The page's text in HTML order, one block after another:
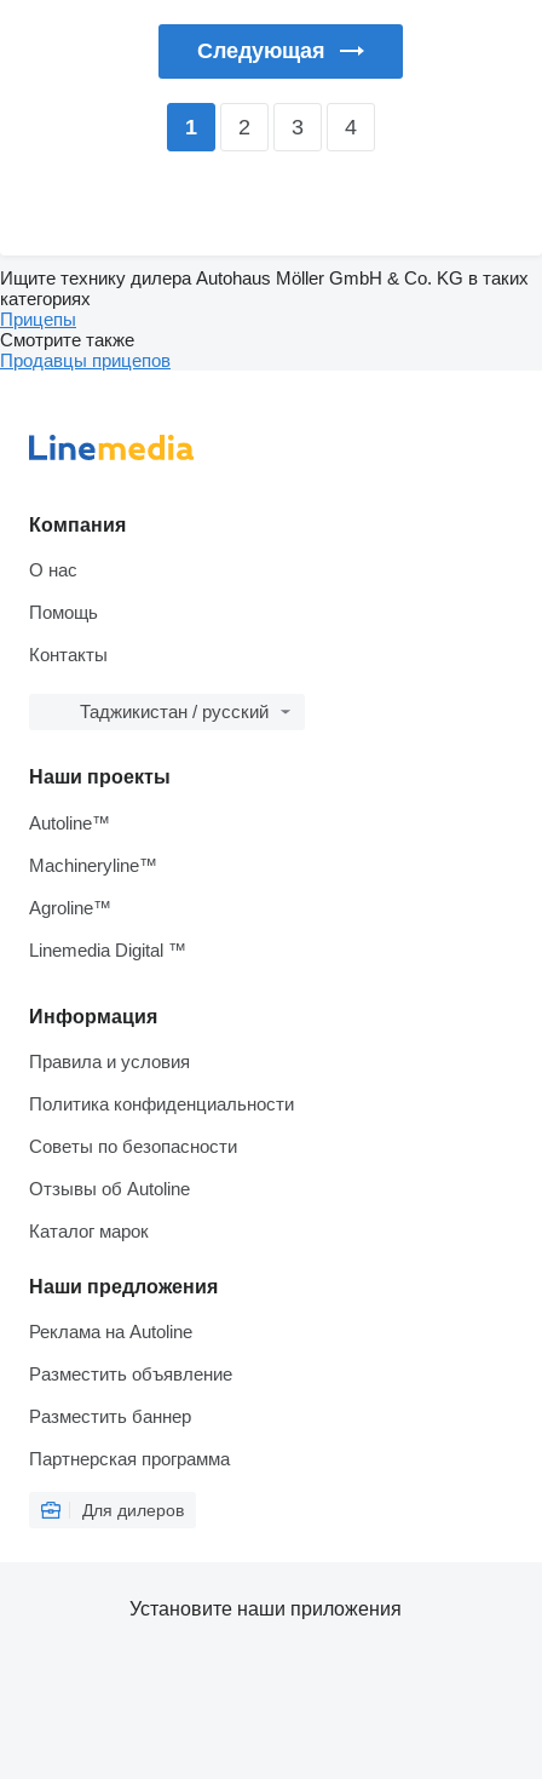
Следующая
1 2 3 4
Ищите технику дилера Autohaus Möller GmbH & Co. KG в таких
категориях
Прицепы
Смотрите также
Продавцы прицепов
Компания
О нас
Помощь
Контакты
Таджикистан / русский
Информация
Правила и условия
Политика конфиденциальности
Советы по безопасности
Отзывы об Autoline
Каталог марок
Наши предложения
Реклама на Autoline
Разместить объявление
Разместить баннер
Партнерская программа
Для дилеров
Наши проекты
Autoline™
Machineryline™
Agroline™
Linemedia Digital ™
Установите наши приложения